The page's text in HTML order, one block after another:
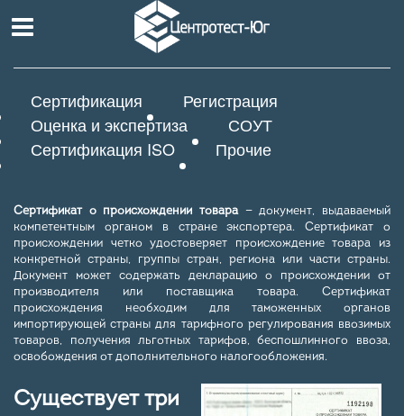
Сертификация
Регистрация
Оценка и экспертиза
СОУТ
Сертификация ISO
Прочие
Сертификат о происхождении товара— документ, выдаваемый
компетентным органом в стране экспортера. Сертификат о
происхождении четко удостоверяет происхождение товара из
конкретной страны, группы стран, региона или части страны.
Документ может содержать декларацию о происхождении от
производителя или поставщика товара. Сертификат
происхождения необходим для таможенных органов
импортирующей страны для тарифного регулирования ввозимых
товаров, получения льготных тарифов, беспошлинного ввоза,
освобождения от дополнительного налогообложения.
Существует три